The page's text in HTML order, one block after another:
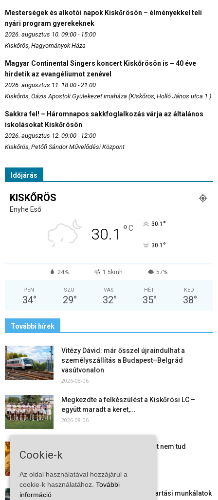
Mesterségek és alkotói napok Kiskőrösön – élményekkel teli
nyári program gyerekeknek
2026. augusztus 10. 09:00 - 15:00
Kiskőrös, Hagyományok Háza
Magyar Continental Singers koncert Kiskőrösön is – 40 éve
hirdetik az evangéliumot zenével
2026. augusztus 11. 18:00 - 21:00
Kiskőrös, Oázis Apostoli Gyülekezet imaháza (Kiskőrös, Holló János utca 1.)
Sakkra fel! – Háromnapos sakkfoglalkozás várja az általános
iskolásokat Kiskőrösön
2026. augusztus 12. 09:00 - 12:00
Kiskőrös, Petőfi Sándor Művelődési Központ
Időjárás
KISKŐRÖS
Enyhe Eső
30.1 °C 30.1 °
30.1 °
24% 1.5kmh 57%
PÉN
34°
SZO
29°
VAS
32°
HÉT
35°
KED
38°
További hírek
Vitézy Dávid: már ősszel újraindulhat a
személyszállítás a Budapest–Belgrád
vasútvonalon
2026-08-06
Megkezdte a felkészülést a Kiskőrösi LC –
együtt maradt a keret,...
2026-08-06
Mi történik Európa felett? Ezért nem tud
szabadulni a kontinens a...
Folyamatosak a nyári karbantartási munkálatok
Cookie-k
Az oldal használatával hozzájárul a
cookie-k használatához. További
információ